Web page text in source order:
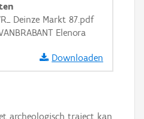
Deinze Markt 87.pdf
Elenora
Downloaden
archeologisch traject kan